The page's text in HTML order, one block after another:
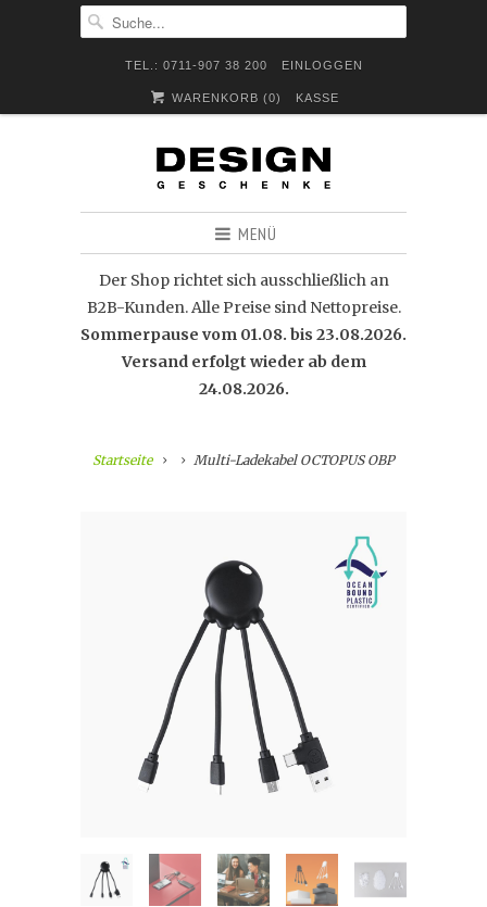
TEL.: 0711-907 38 200 EINLOGGEN
WARENKORB (0) KASSE
MENÜ
Der Shop richtet sich ausschließlich an
B2B-Kunden. Alle Preise sind Nettopreise.
Sommerpause vom 01.08. bis 23.08.2026.
Versand erfolgt wieder ab dem
24.08.2026.
Startseite Multi-Ladekabel OCTOPUS OBP